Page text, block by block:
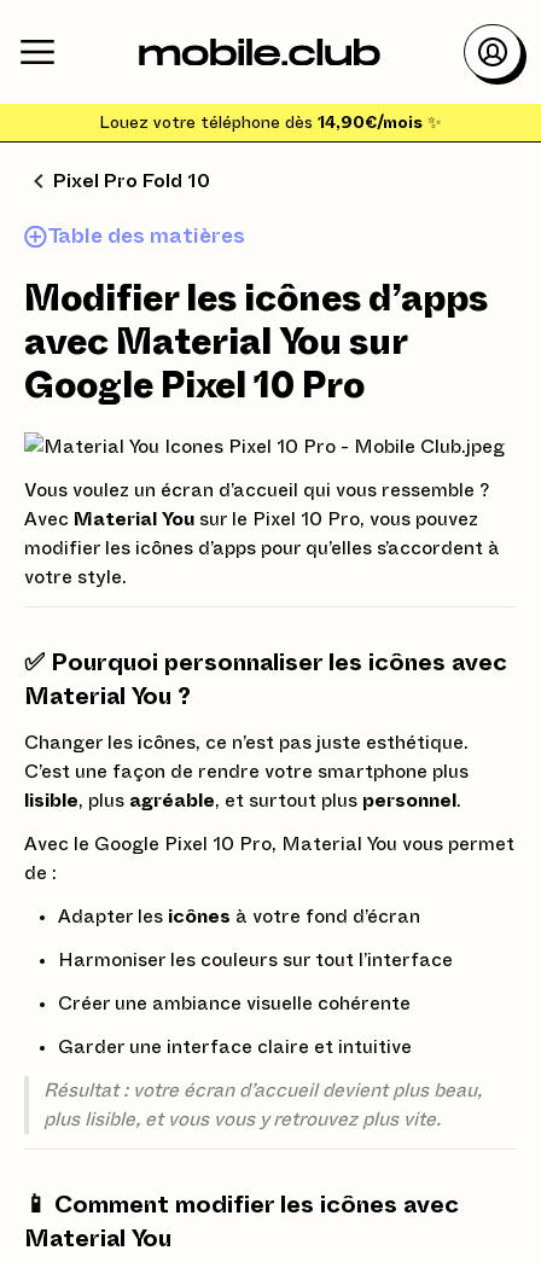
Louez votre téléphone dès 14,90€/mois ✨
Pixel Pro Fold 10
Table des matières
Modifier les icônes d’apps
avec Material You sur
Google Pixel 10 Pro
Vous voulez un écran d’accueil qui vous ressemble ?
Avec Material You sur le Pixel 10 Pro, vous pouvez
modifier les icônes d’apps pour qu’elles s’accordent à
votre style.
✅ Pourquoi personnaliser les icônes avec
Material You ?
Changer les icônes, ce n’est pas juste esthétique.
C’est une façon de rendre votre smartphone plus
lisible, plus agréable, et surtout plus personnel .
Avec le Google Pixel 10 Pro, Material You vous permet
de :
Adapter les icônes à votre fond d’écran
Harmoniser les couleurs sur tout l’interface
Créer une ambiance visuelle cohérente
Garder une interface claire et intuitive
Résultat : votre écran d’accueil devient plus beau,
plus lisible, et vous vous y retrouvez plus vite.
📱 Comment modifier les icônes avec
Material You